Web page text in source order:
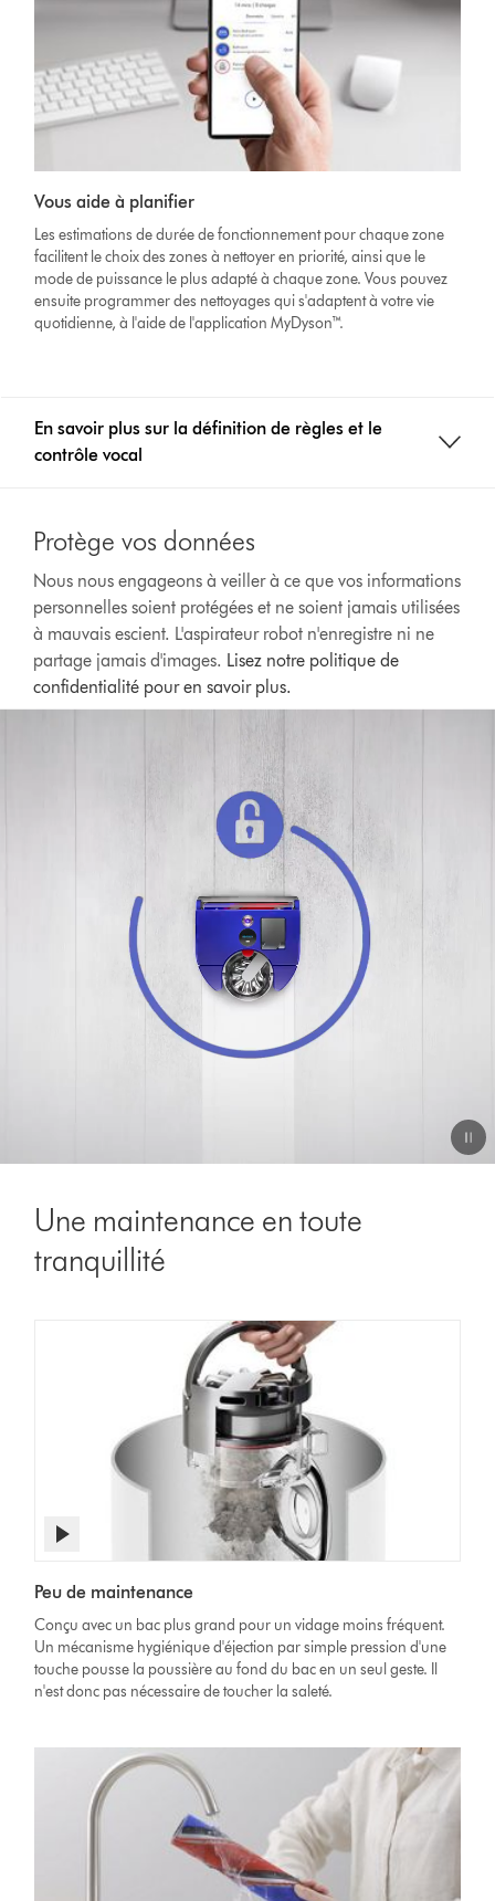
Vous aide à planifier
Les estimations de durée de fonctionnement pour chaque zone
facilitent le choix des zones à nettoyer en priorité, ainsi que le
mode de puissance le plus adapté à chaque zone. Vous pouvez
ensuite programmer des nettoyages qui s'adaptent à votre vie
quotidienne, à l'aide de l'application MyDyson™.
En savoir plus sur la définition de règles et le
contrôle vocal
Protège vos données
Nous nous engageons à veiller à ce que vos informations
personnelles soient protégées et ne soient jamais utilisées
à mauvais escient. L'aspirateur robot n'enregistre ni ne
partage jamais d'images. Lisez notre politique de
confidentialité pour en savoir plus.
Une maintenance en toute
tranquillité
Transcript
Afficher
de
la
vidéo
Peu de maintenance
Conçu avec un bac plus grand pour un vidage moins fréquent.
Un mécanisme hygiénique d'éjection par simple pression d'une
touche pousse la poussière au fond du bac en un seul geste. Il
n'est donc pas nécessaire de toucher la saleté.